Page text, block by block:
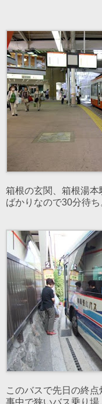
箱根の玄関、箱根湯
ばかりなので30分待ち
このバスで先日の終
事中で狭いバス乗り場